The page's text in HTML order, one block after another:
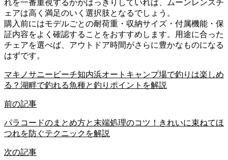
れを一番重視するかがはっきりしていれば、ムーンレンスチ
ェアは高く満足のいく選択肢となるでしょう。
購入前にはモデルごとの耐荷重・収納サイズ・付属機能・保
証内容をよく確認することをおすすめします。用途に合った
チェアを選べば、アウトドア時間がさらに豊かなものになる
はずです。
マキノサニービーチ知内浜オートキャンプ場で釣りは楽しめ
る？湖畔で釣れる魚種と釣りポイントを解説
前の記事
パラコードのまとめ方と末端処理のコツ！きれいに束ねてほ
つれを防ぐテクニックを解説
次の記事